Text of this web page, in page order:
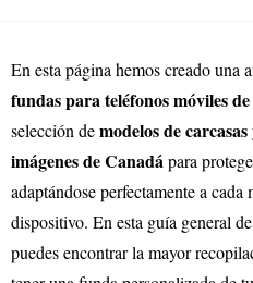
En esta página hemos creado una
fundas para teléfonos móviles
selección demodelos de
imágenes de Canadápara
adaptándose perfectamente a
dispositivo. En esta guía general
puedes encontrar la mayor